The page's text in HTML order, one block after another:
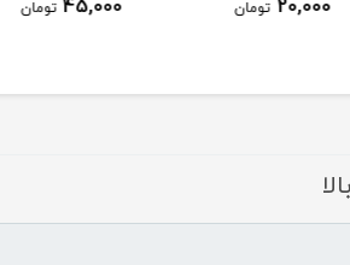
45,000 تومان 40,000 تومان